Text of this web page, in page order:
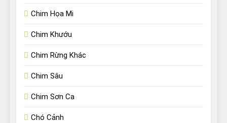
Chim Họa Mi
Chim Khướu
Chim Rừng Khác
Chim Sâu
Chim Sơn Ca
Chó Cảnh